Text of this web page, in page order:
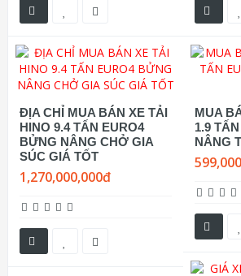
ĐỊA CHỈ MUA BÁN XE TẢI
HINO 9.4 TẤN EURO4
BỬNG NÂNG CHỞ GIA
SÚC GIÁ TỐT
1,270,000,000đ
MUA
1.9
NÂNG